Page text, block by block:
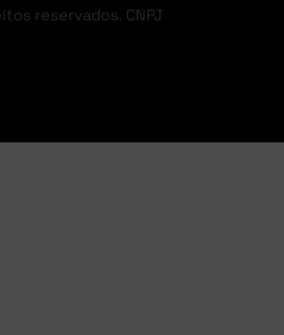
reservados. CNPJ